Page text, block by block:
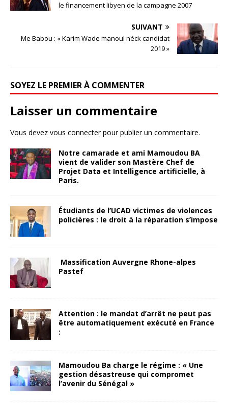
le financement libyen de la campagne 2007
SUIVANT
Me Babou : « Karim Wade manoul néck candidat
2019 »
SOYEZ LE PREMIER À COMMENTER
Laisser un commentaire
Vous devez vous connecterpour publier un commentaire.
Notre camarade et ami Mamoudou BA
vient de valider son Mastère Chef de
Projet Data et Intelligence artificielle, à
Paris.
Étudiants de l’UCAD victimes de violences
policières : le droit à la réparation s’impose
Massification Auvergne Rhone-alpes
Pastef
Attention : le mandat d’arrêt ne peut pas
être automatiquement exécuté en France
:
Mamoudou Ba charge le régime : « Une
gestion désastreuse qui compromet
l’avenir du Sénégal »